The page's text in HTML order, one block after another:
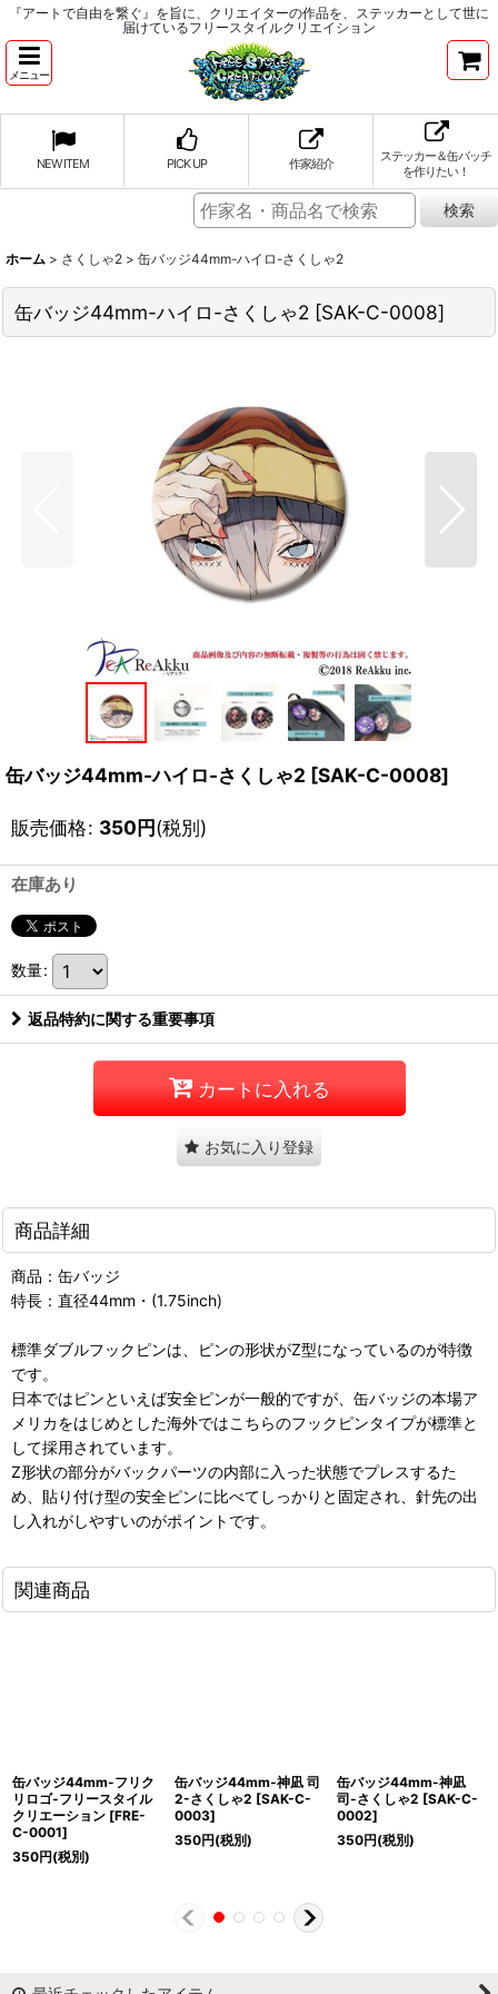
『アートで自由を繋ぐ』を旨に、クリエイターの作品を、ステッカーとして世に
届けているフリースタイルクリエイション
メニュー
NEW ITEM PICK UP 作家紹介
ステッカー＆缶バッチ
を作りたい！
ホーム > さくしゃ2 > 缶バッジ44mm-ハイロ-さくしゃ2
缶バッジ44mm-ハイロ-さくしゃ2 [SAK-C-0008]
缶バッジ44mm-ハイロ-さくしゃ2 [SAK-C-0008]
販売価格: 350円(税別)
在庫あり
数量:
返品特約に関する重要事項
カートに入れる
お気に入り登録
商品詳細
商品：缶バッジ
特長：直径44mm・(1.75inch)
標準ダブルフックピンは、ピンの形状がZ型になっているのが特徴
です。
日本ではピンといえば安全ピンが一般的ですが、缶バッジの本場ア
メリカをはじめとした海外ではこちらのフックピンタイプが標準と
して採用されています。
Z形状の部分がバックパーツの内部に入った状態でプレスするた
め、貼り付け型の安全ピンに比べてしっかりと固定され、針先の出
し入れがしやすいのがポイントです。
関連商品
缶バッジ44mm-フリク
リロゴ-フリースタイル
クリエーション [FRE-
C-0001]
350円(税別)
缶バッジ44mm-神凪 司
2-さくしゃ2 [SAK-C-
0003]
350円(税別)
缶バッジ44mm-神凪
司-さくしゃ2 [SAK-C-
0002]
350円(税別)